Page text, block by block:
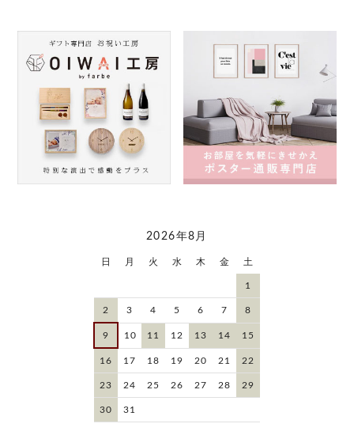
2026年8月
日 月 火 水 木 金 土
1
2 3 4 5 6 7 8
9 10 11 12 13 14 15
16 17 18 19 20 21 22
23 24 25 26 27 28 29
30 31